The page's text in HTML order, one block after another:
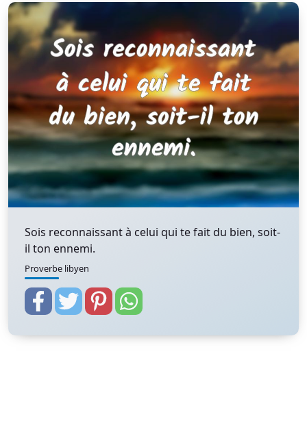
Sois reconnaissant à celui qui te fait du bien, soit-
il ton ennemi.
Proverbe libyen